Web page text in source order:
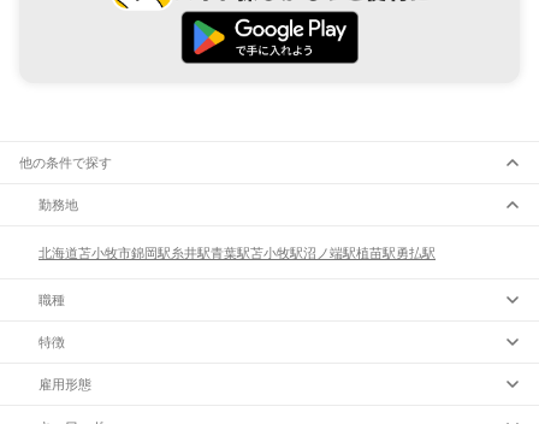
他の条件で探す
勤務地
北海道苫小牧市錦岡駅糸井駅青葉駅苫小牧駅沼ノ端駅植苗駅勇払駅
職種
特徴
雇用形態